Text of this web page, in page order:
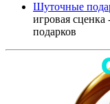
Шуточные
игровая
подарков